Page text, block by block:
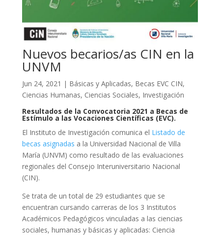
Nuevos becarios/as CIN en la
UNVM
Jun 24, 2021 | Básicas y Aplicadas, Becas EVC CIN,
Ciencias Humanas, Ciencias Sociales, Investigación
Resultados de la Convocatoria 2021 a Becas de
Estímulo a las Vocaciones Científicas (EVC).
El Instituto de Investigación comunica el Listado de
becas asignadas a la Universidad Nacional de Villa
María (UNVM) como resultado de las evaluaciones
regionales del Consejo Interuniversitario Nacional
(CIN).
Se trata de un total de 29 estudiantes que se
encuentran cursando carreras de los 3 Institutos
Académicos Pedagógicos vinculadas a las ciencias
sociales, humanas y básicas y aplicadas: Ciencia